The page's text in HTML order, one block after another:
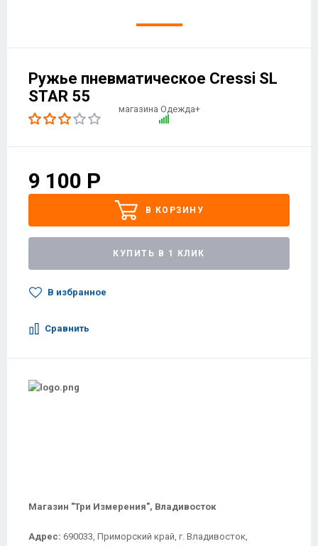
Ружье пневматическое Cressi SL
STAR 55
9 100 Р
В КОРЗИНУ
КУПИТЬ В 1 КЛИК
В избранное
Сравнить
Магазин "Три Измерения", Владивосток
Адрес: 690033, Приморский край, г. Владивосток,